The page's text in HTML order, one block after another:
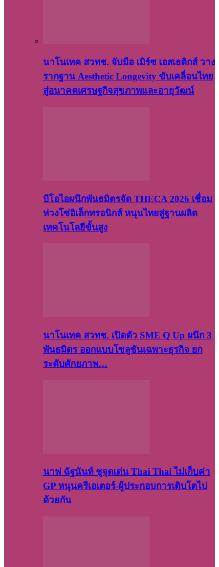
นาโนเทค สวทช. จับมือ เมิร์ซ เอสเธติกส์ วาง
รากฐาน Aesthetic Longevity ขับเคลื่อนไทย
สู่อนาคตเศรษฐกิจสุขภาพและอายุวัฒน์
บีโอไอผนึกพันธมิตรจัด THECA 2026 เชื่อม
ห่วงโซ่อิเล็กทรอนิกส์ หนุนไทยสู่ฐานผลิต
เทคโนโลยีขั้นสูง
นาโนเทค สวทช. เปิดตัว SME Q Up ผนึก 3
พันธมิตร ออกแบบโซลูชันเฉพาะธุรกิจ ยก
ระดับศักยภาพ…
นาฟ ฉัฐนันท์ ชูจุดเด่น Thai Thai ไม่เก็บค่า
GP หนุนครีเอเตอร์-ผู้ประกอบการเติบโตไป
ด้วยกัน